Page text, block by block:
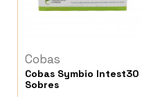
Cobas
Cobas Symbio Intest30
Sobres